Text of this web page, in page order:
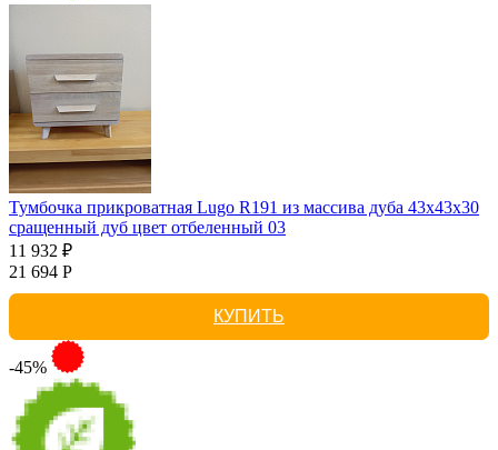
Тумбочка прикроватная Lugo R191 из массива дуба 43х43х30
сращенный дуб цвет отбеленный 03
11 932 ₽
21 694 Р
КУПИТЬ
-45%